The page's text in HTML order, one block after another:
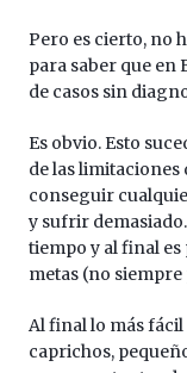
Pero es cierto, no
para saber que en
de casos sin
Es obvio. Esto
de las limitaciones
conseguir
y sufrir
tiempo y al final es
metas (no
Al final lo más
caprichos,